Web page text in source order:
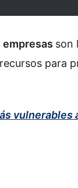
empresas son
para